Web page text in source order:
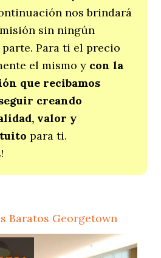
nos brindará
sin ningún
Para ti el precio
el mismo y con la
que recibamos
creando
valor y
para ti.
Baratos Georgetown